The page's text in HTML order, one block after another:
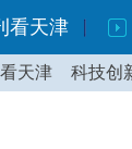
看天津
天津 科技创